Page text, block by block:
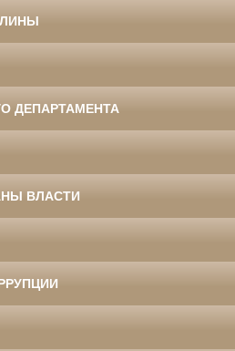
ДЕПАРТАМЕНТА
ВЛАСТИ